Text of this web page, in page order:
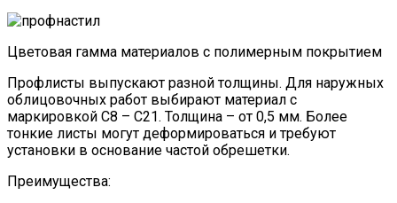
Цветовая гамма материалов с полимерным покрытием
Профлисты выпускают разной толщины. Для наружных
облицовочных работ выбирают материал с
маркировкой С8 – С21. Толщина – от 0,5 мм. Более
тонкие листы могут деформироваться и требуют
установки в основание частой обрешетки.
Преимущества: